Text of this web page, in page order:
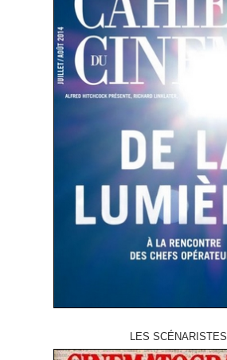
LES SCÉNARISTES